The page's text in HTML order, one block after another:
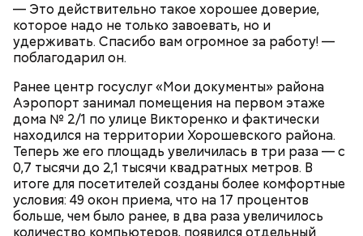
— Это действительно такое хорошее доверие,
которое надо не только завоевать, но и
удерживать. Спасибо вам огромное за работу! —
поблагодарил он.
Ранее центр госуслуг «Мои документы» района
Аэропорт занимал помещения на первом этаже
дома № 2/1 по улице Викторенко и фактически
находился на территории Хорошевского района.
Теперь же его площадь увеличилась в три раза — с
0,7 тысячи до 2,1 тысячи квадратных метров. В
итоге для посетителей созданы более комфортные
условия: 49 окон приема, что на 17 процентов
больше, чем было ранее, в два раза увеличилось
количество компьютеров, появился отдельный